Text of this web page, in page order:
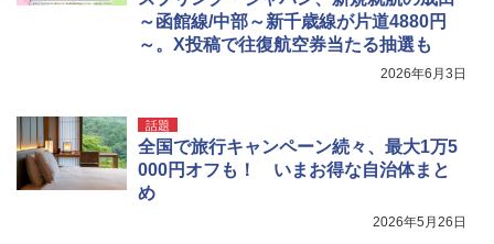
～函館線/中部～新千歳線が片道4880円
～。X投稿で往復航空券当たる抽選も
2026年6月3日
話題
全国で旅行キャンペーン続々、最大1万5
000円オフも！ いまお得な自治体まと
め
2026年5月26日